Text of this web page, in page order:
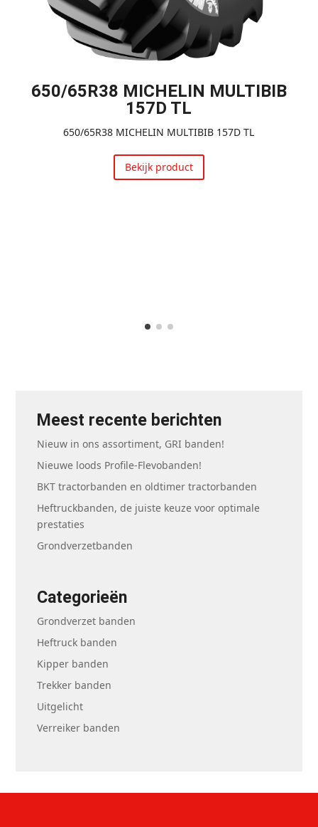
650/65R38 MICHELIN MULTIBIB
157D TL
650/65R38 MICHELIN MULTIBIB 157D TL
Bekijk product
Meest recente berichten
Nieuw in ons assortiment, GRI banden!
Nieuwe loods Profile-Flevobanden!
BKT tractorbanden en oldtimer tractorbanden
Heftruckbanden, de juiste keuze voor optimale
prestaties
Grondverzetbanden
Categorieën
Grondverzet banden
Heftruck banden
Kipper banden
Trekker banden
Uitgelicht
Verreiker banden